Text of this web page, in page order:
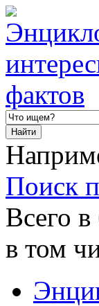
Поиск
Всего
в том